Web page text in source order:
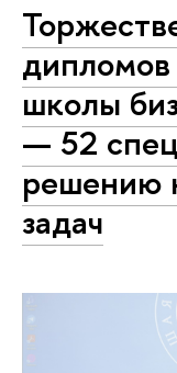
школы
— 52
решению
задач